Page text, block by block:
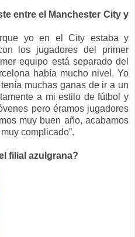
entre el Manchester City y
yo en el City estaba y
los jugadores del primer
equipo está separado del
había mucho nivel. Yo
muchas ganas de ir a un
a mi estilo de fútbol y
pero éramos jugadores
muy buen año, acabamos
complicado”.
filial azulgrana?